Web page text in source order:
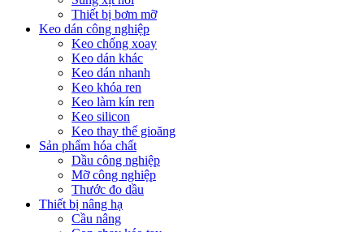
Thiết bị bơm mỡ
Keo dán công nghiệp
Keo chống xoay
Keo dán khác
Keo dán nhanh
Keo khóa ren
Keo làm kín ren
Keo silicon
Keo thay thế gioăng
Sản phẩm hóa chất
Dầu công nghiệp
Mỡ công nghiệp
Thước đo dầu
Thiết bị nâng hạ
Cầu nâng